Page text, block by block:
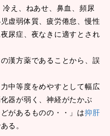
え、ねあせ、鼻血、頻尿
虚弱体質、疲労倦怠、慢性
尿症、夜なきに適すとされ
漢方薬であることから、誤
中等度をめやすとして幅広
器が弱く、神経がたかぶ
があるものの・・」は抑肝
る。